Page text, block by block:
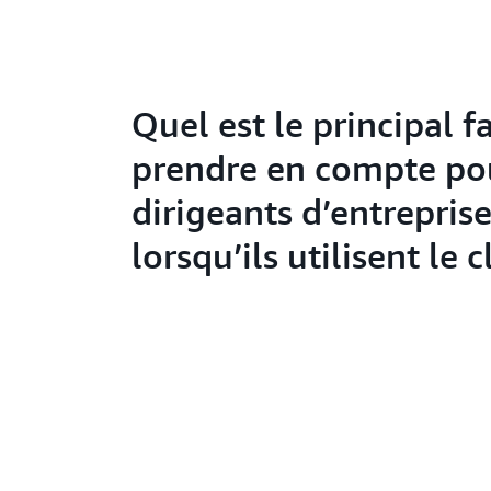
Quel est le principal
prendre en compte
dirigeants d’entreprise
lorsqu’ils utilisent le